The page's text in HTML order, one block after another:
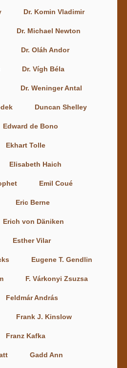
Dr. Komin Vladimir
Dr. Michael Newton
Dr. Oláh Andor
Dr. Vígh Béla
Dr. Weninger Antal
Duncan Shelley
Edward de Bono
Ekhart Tolle
Elisabeth Haich
Emil Coué
Eric Berne
Erich von Däniken
Esther Vilar
Eugene T. Gendlin
F. Várkonyi Zsuzsa
Feldmár András
Frank J. Kinslow
Franz Kafka
Gadd Ann